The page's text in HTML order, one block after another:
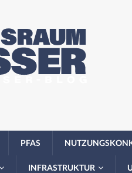
PFAS
INFRASTRUKTUR